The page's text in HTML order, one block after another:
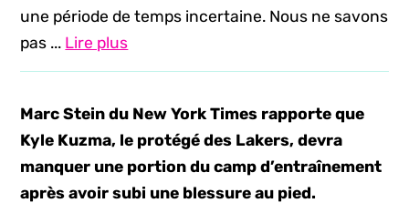
une période de temps incertaine. Nous ne savons
pas ... Lire plus
Marc Stein du New York Times rapporte que
Kyle Kuzma, le protégé des Lakers, devra
manquer une portion du camp d’entraînement
après avoir subi une blessure au pied.